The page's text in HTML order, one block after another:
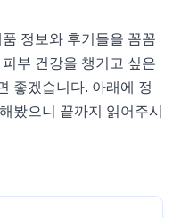
정보와 후기들을 꼼꼼
부 건강을 챙기고 싶은
좋겠습니다. 아래에 정
봤으니 끝까지 읽어주시